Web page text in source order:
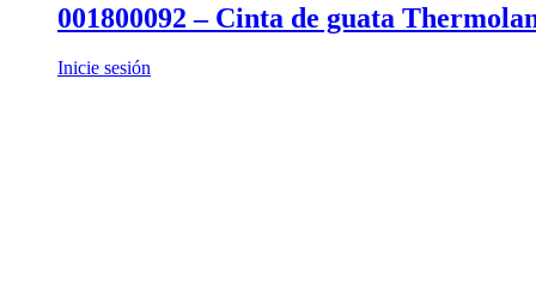
001800092 – Cinta de guata
Inicie sesión